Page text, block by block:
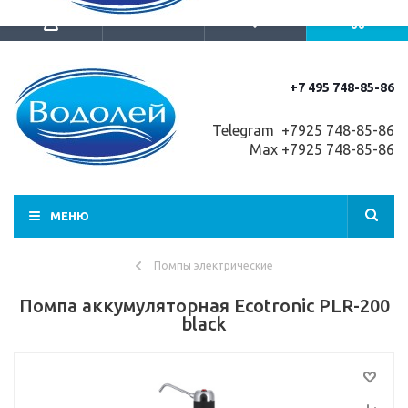
+7 495 748-85-86
Telegram +7925 748-85-86
Max +7925 748-85-86
МЕНЮ
Помпы электрические
Помпа аккумуляторная Ecotronic PLR-200
black